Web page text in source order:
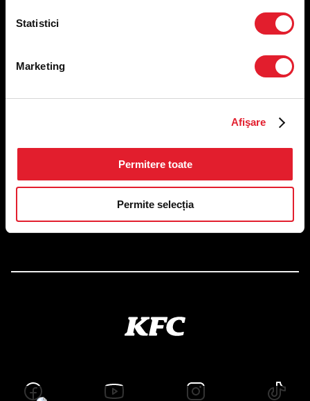
Statistici
Marketing
Afişare
Permitere toate
Permite selecția
Autorizații și avize